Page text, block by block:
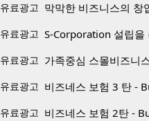
유료광고 막막한 비즈니스의 창
유료광고 S-Corporation 설립을
유료광고 가족중심 스몰비즈니
유료광고 비즈네스 보험 3 탄 -
유료광고 비즈네스 보험 2탄 -